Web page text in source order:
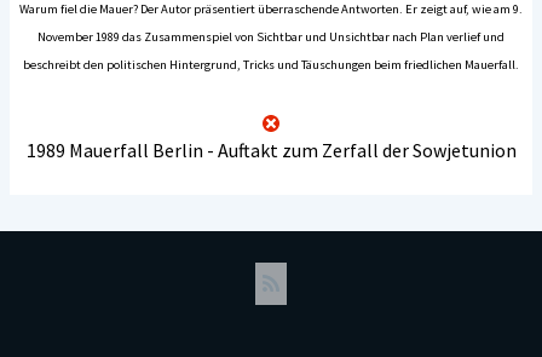
Warum fiel die Mauer? Der Autor präsentiert überraschende Antworten. Er zeigt auf, wie am 9.
November 1989 das Zusammenspiel von Sichtbar und Unsichtbar nach Plan verlief und
beschreibt den politischen Hintergrund, Tricks und Täuschungen beim friedlichen Mauerfall.
1989 Mauerfall Berlin - Auftakt zum Zerfall der Sowjetunion